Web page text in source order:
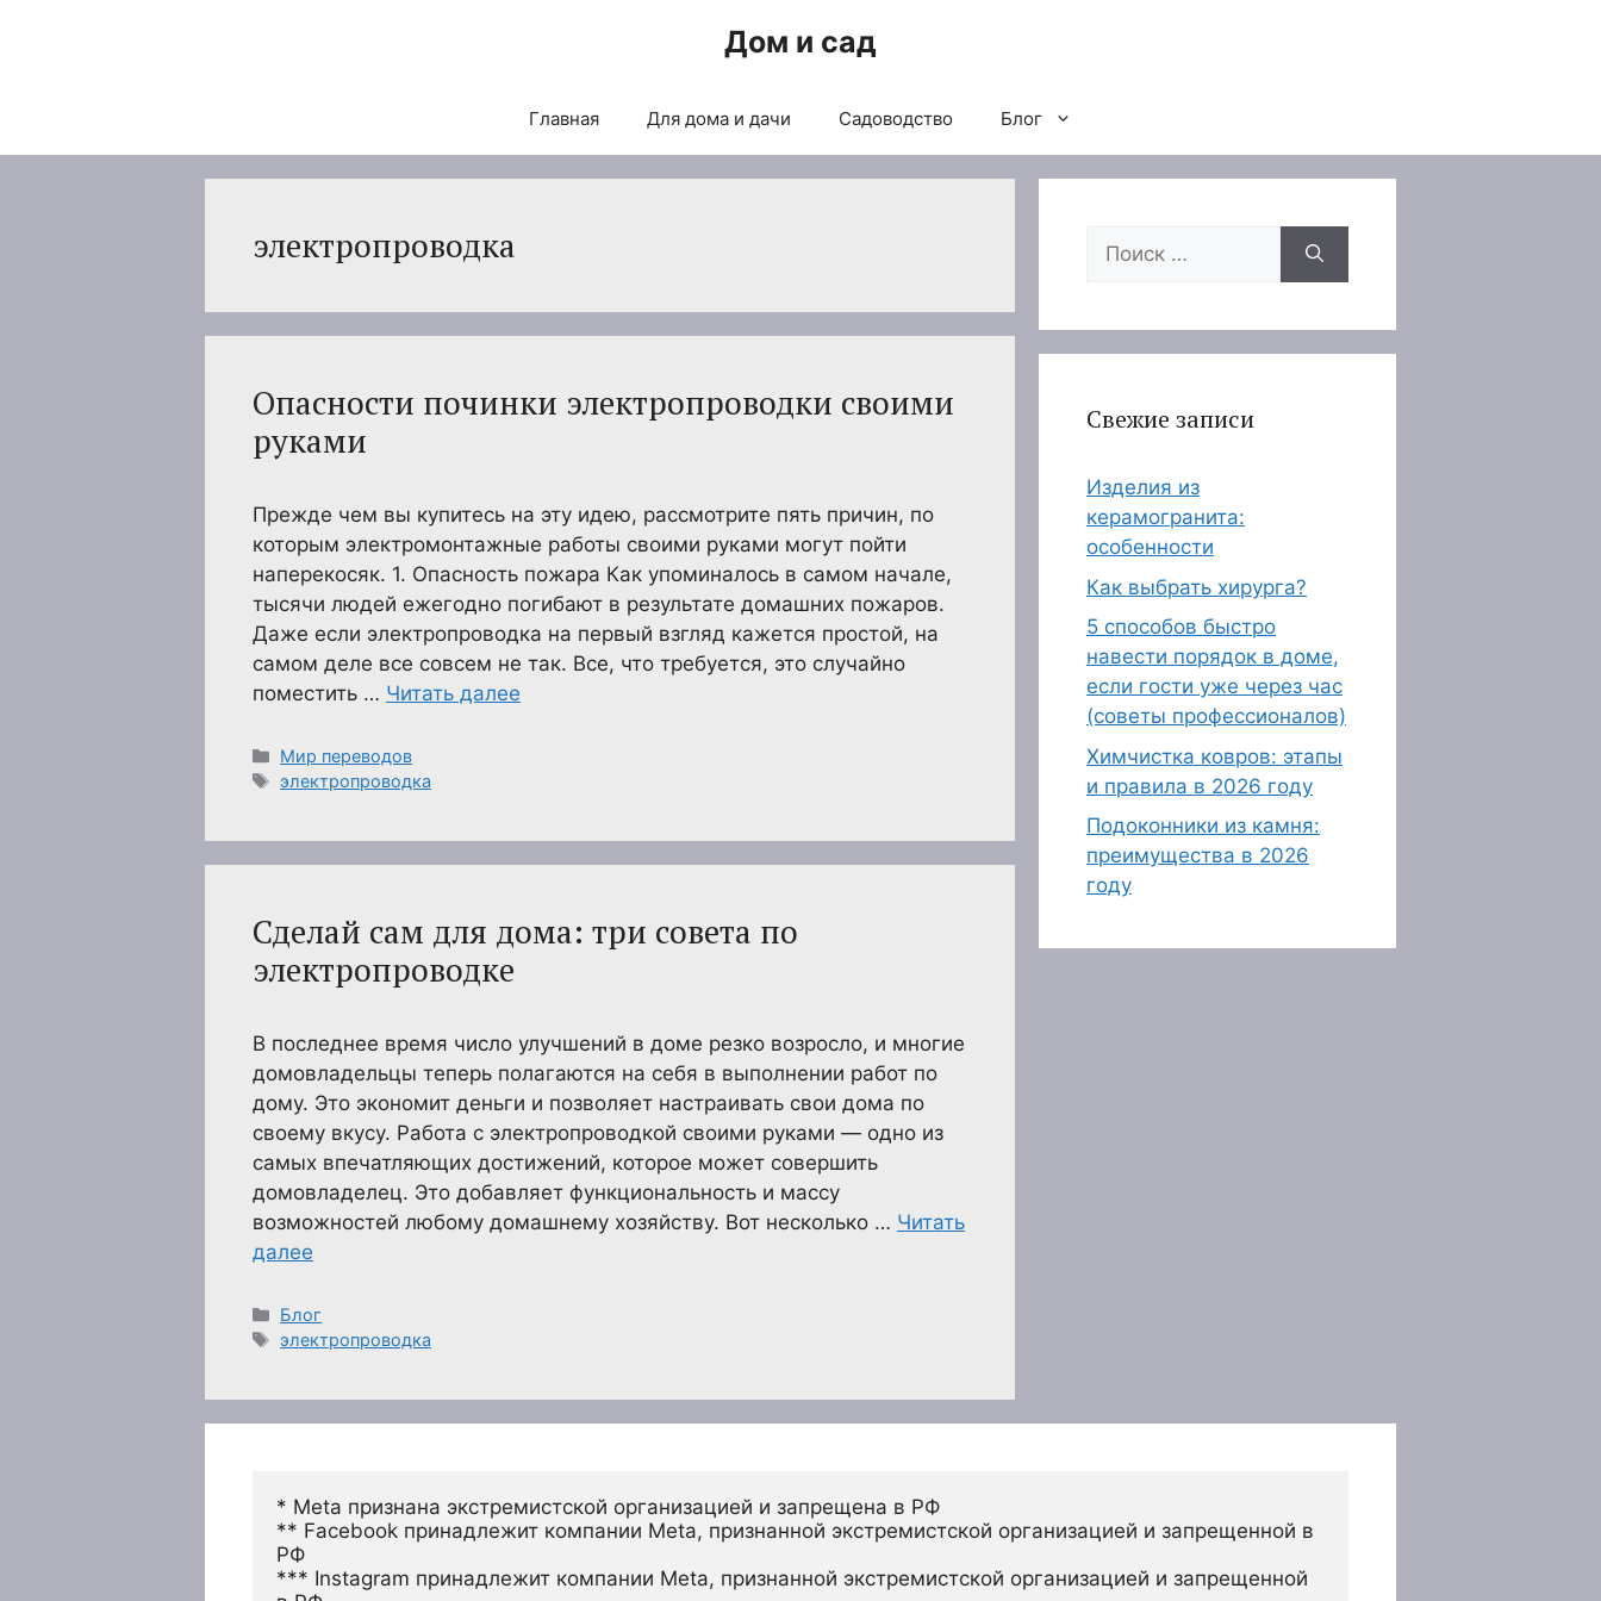
Дом и сад
Главная Для дома и дачи Садоводство Блог
электропроводка
Опасности починки электропроводки своими
руками
Прежде чем вы купитесь на эту идею, рассмотрите пять причин, по
которым электромонтажные работы своими руками могут пойти
наперекосяк. 1. Опасность пожара Как упоминалось в самом начале,
тысячи людей ежегодно погибают в результате домашних пожаров.
Даже если электропроводка на первый взгляд кажется простой, на
самом деле все совсем не так. Все, что требуется, это случайно
поместить … Читать далее
Рубрики
Мир переводов
Метки
электропроводка
Сделай сам для дома: три совета по
электропроводке
В последнее время число улучшений в доме резко возросло, и многие
домовладельцы теперь полагаются на себя в выполнении работ по
дому. Это экономит деньги и позволяет настраивать свои дома по
своему вкусу. Работа с электропроводкой своими руками — одно из
самых впечатляющих достижений, которое может совершить
домовладелец. Это добавляет функциональность и массу
возможностей любому домашнему хозяйству. Вот несколько … Читать
далее
Рубрики
Блог
Метки
электропроводка
Поиск:
Свежие записи
Изделия из
керамогранита:
особенности
Как выбрать хирурга?
5 способов быстро
навести порядок в доме,
если гости уже через час
(советы профессионалов)
Химчистка ковров: этапы
и правила в 2026 году
Подоконники из камня:
преимущества в 2026
году
* Meta признана экстремистской организацией и запрещена в РФ
** Facebook принадлежит компании Meta, признанной экстремистской организацией и запрещенной в
РФ
*** Instagram принадлежит компании Meta, признанной экстремистской организацией и запрещенной